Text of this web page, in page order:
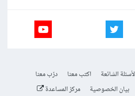
الشائعة اكتب معنا
درّب معنا
بيان الخصوصية مركز المساعدة